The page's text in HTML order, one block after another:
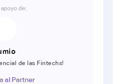
de:
de las Fintechs!
al Partner